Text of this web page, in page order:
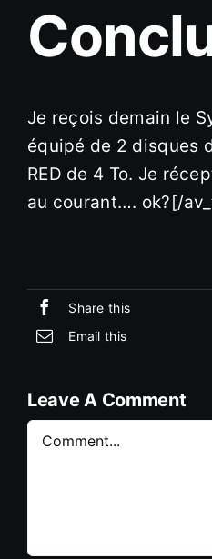
Je reçois demain le
équipé de 2 disques
RED de 4 To. Je
au courant…. ok?[/
Share this
Email this
Leave A Comment
Comment